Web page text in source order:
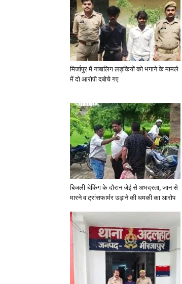
मिर्जापुर में नाबालिग लड़कियों को भगाने के मामले
में दो आरोपी दबोचे गए
बिजली चेकिंग के दौरान जेई से अभद्रता, जान से
मारने व ट्रांसफार्मर उड़ाने की धमकी का आरोप